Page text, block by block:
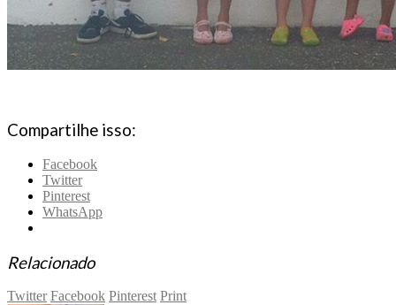
Compartilhe isso:
Facebook
Twitter
Pinterest
WhatsApp
Relacionado
Twitter Facebook Pinterest Print